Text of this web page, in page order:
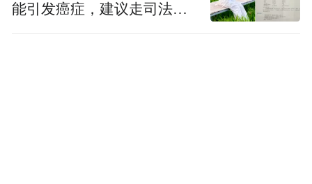
能引发癌症，建议走司法途